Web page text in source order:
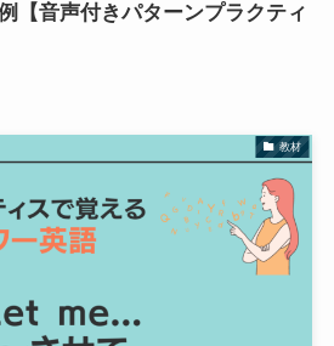
【音声付きパターンプラクティ
教材